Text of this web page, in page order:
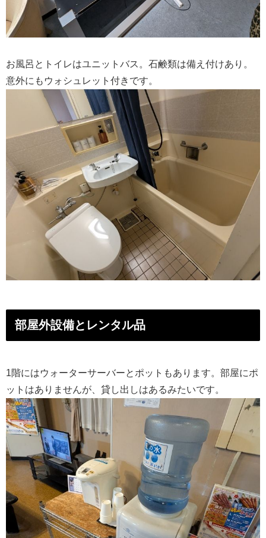
お風呂とトイレはユニットバス。石鹸類は備え付けあり。
意外にもウォシュレット付きです。
部屋外設備とレンタル品
1階にはウォーターサーバーとポットもあります。部屋にポ
ットはありませんが、貸し出しはあるみたいです。